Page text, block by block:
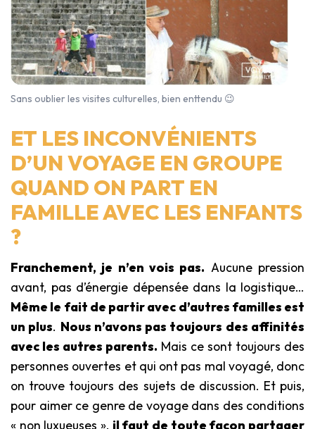
Sans oublier les visites culturelles, bien enttendu 😉
ET LES INCONVÉNIENTS
D’UN VOYAGE EN GROUPE
QUAND ON PART EN
FAMILLE AVEC LES ENFANTS
?
Franchement, je n’en vois pas. Aucune pression
avant, pas d’énergie dépensée dans la logistique…
Même le fait de partir avec d’autres familles est
un plus. Nous n’avons pas toujours des affinités
avec les autres parents. Mais ce sont toujours des
personnes ouvertes et qui ont pas mal voyagé, donc
on trouve toujours des sujets de discussion. Et puis,
pour aimer ce genre de voyage dans des conditions
« non luxueuses », il faut de toute façon partager